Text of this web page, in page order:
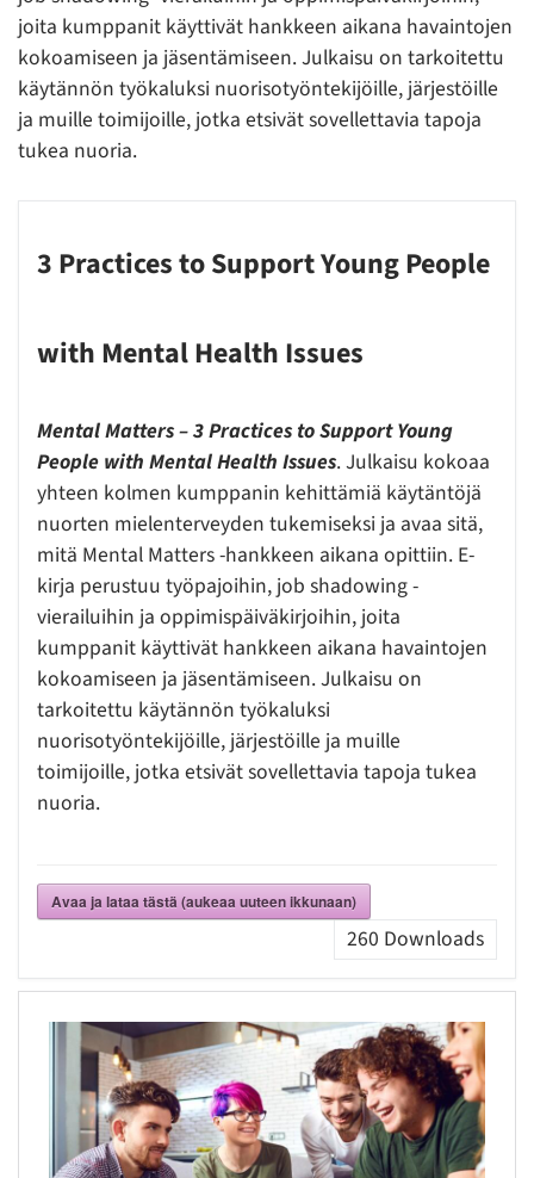
joita kumppanit käyttivät hankkeen aikana havaintojen
kokoamiseen ja jäsentämiseen. Julkaisu on tarkoitettu
käytännön työkaluksi nuorisotyöntekijöille, järjestöille
ja muille toimijoille, jotka etsivät sovellettavia tapoja
tukea nuoria.
3 Practices to Support Young People
with Mental Health Issues
Mental Matters – 3 Practices to Support Young
People with Mental Health Issues. Julkaisu kokoaa
yhteen kolmen kumppanin kehittämiä käytäntöjä
nuorten mielenterveyden tukemiseksi ja avaa sitä,
mitä Mental Matters -hankkeen aikana opittiin. E-
kirja perustuu työpajoihin, job shadowing -
vierailuihin ja oppimispäiväkirjoihin, joita
kumppanit käyttivät hankkeen aikana havaintojen
kokoamiseen ja jäsentämiseen. Julkaisu on
tarkoitettu käytännön työkaluksi
nuorisotyöntekijöille, järjestöille ja muille
toimijoille, jotka etsivät sovellettavia tapoja tukea
nuoria.
Avaa ja lataa tästä (aukeaa uuteen ikkunaan)
260 Downloads